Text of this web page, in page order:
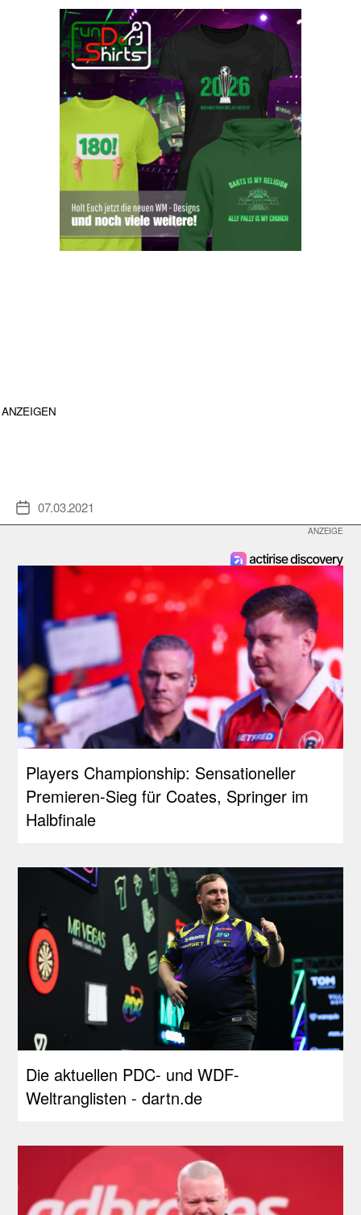
ANZEIGEN
Veröffentlichungsdatum
07.03.2021
Players Championship: Sensationeller
Premieren-Sieg für Coates, Springer im
Halbfinale
Die aktuellen PDC- und WDF-
Weltranglisten - dartn.de